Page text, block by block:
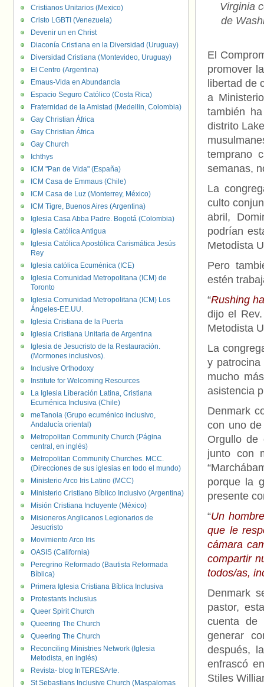
Virginia
de
El
promover
libertad de
a
también
distrito
temprano
semanas,
La
culto
abril,
podrían
Metodista
Pero
estén
“Rushing
dijo el
Metodista
La
y
mucho
asistencia
Denmark
con uno
Orgullo de
junto con
porque la
presente
“Un
que le
cámara
compartir
todos/as,
Denmark
pastor,
cuenta de
generar
después,
enfrascó
Stiles
Cristianos Unitarios (Mexico)
Cristo LGBTI (Venezuela)
Devenir un en Christ
Diaconía Cristiana en la Diversidad (Uruguay)
Diversidad Cristiana (Montevideo, Uruguay)
El Centro (Argentina)
Emaus-Vida en Abundancia
Espacio Seguro Católico (Costa Rica)
Fraternidad de la Amistad (Medellin, Colombia)
Gay Christian África
Gay Christian África
Gay Church
Ichthys
ICM "Pan de Vida" (España)
ICM Casa de Emmaus (Chile)
ICM Casa de Luz (Monterrey, México)
ICM Tigre, Buenos Aires (Argentina)
Iglesia Casa Abba Padre. Bogotá (Colombia)
Iglesia Católica Antigua
Iglesia Católica Apostólica Carismática Jesús
Rey
Iglesia católica Ecuménica (ICE)
Iglesia Comunidad Metropolitana (ICM) de
Toronto
Iglesia Comunidad Metropolitana (ICM) Los
Ángeles-EE.UU.
Iglesia Cristiana de la Puerta
Iglesia Cristiana Unitaria de Argentina
Iglesia de Jesucristo de la Restauración.
(Mormones inclusivos).
Inclusive Orthodoxy
Institute for Welcoming Resources
La Iglesia Liberación Latina, Cristiana
Ecuménica Inclusiva (Chile)
meTanoia (Grupo ecuménico inclusivo,
Andalucía oriental)
Metropolitan Community Church (Página
central, en inglés)
Metropolitan Community Churches. MCC.
(Direcciones de sus iglesias en todo el mundo)
Ministerio Arco Iris Latino (MCC)
Ministerio Cristiano Bíblico Inclusivo (Argentina)
Misión Cristiana Incluyente (México)
Misioneros Anglicanos Legionarios de
Jesucristo
Movimiento Arco Iris
OASIS (California)
Peregrino Reformado (Bautista Reformada
Bíblica)
Primera Iglesia Cristiana Bíblica Inclusiva
Protestants Inclusius
Queer Spirit Church
Queering The Church
Queering The Church
Reconciling Ministries Network (Iglesia
Metodista, en inglés)
Revista- blog InTERESArte.
St Sebastians Inclusive Church (Maspalomas